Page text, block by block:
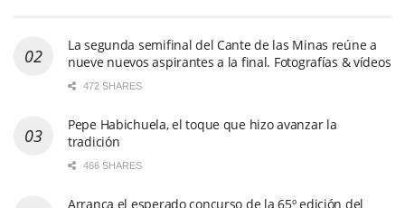
La segunda semifinal del Cante de las Minas reúne a
nueve nuevos aspirantes a la final. Fotografías & vídeos
472 SHARES
Pepe Habichuela, el toque que hizo avanzar la
tradición
466 SHARES
Arranca el esperado concurso de la 65º edición del